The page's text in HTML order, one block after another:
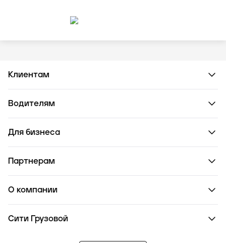
Клиентам
Водителям
Для бизнеса
Партнерам
О компании
Сити Грузовой